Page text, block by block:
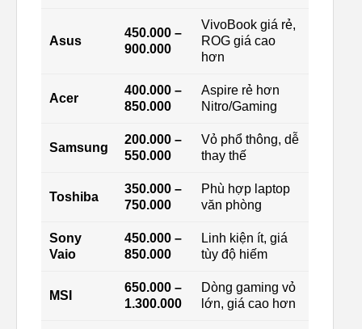
Asus
450.000 –
900.000
VivoBook giá rẻ,
ROG giá cao
hơn
Acer
400.000 –
850.000
Aspire rẻ hơn
Nitro/Gaming
Samsung
200.000 –
550.000
Vỏ phổ thông, dễ
thay thế
Toshiba
350.000 –
750.000
Phù hợp laptop
văn phòng
Sony
Vaio
450.000 –
850.000
Linh kiện ít, giá
tùy độ hiếm
MSI
650.000 –
1.300.000
Dòng gaming vỏ
lớn, giá cao hơn